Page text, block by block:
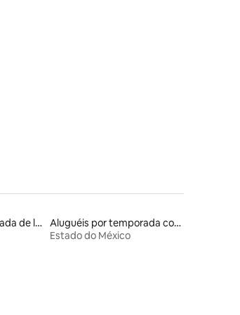
Aluguel por temporada de lofts
Aluguéis por temporada com banheiro para PCD
Estado do México